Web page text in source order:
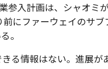
参入計画は、シャオミ
にファーウェイのサ
。
る情報はない。進展が